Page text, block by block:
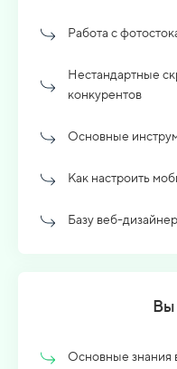
Работа с
Нестандартные
конкурентов
Основные
Как настроить
Базу веб-
Вы
Основные знания